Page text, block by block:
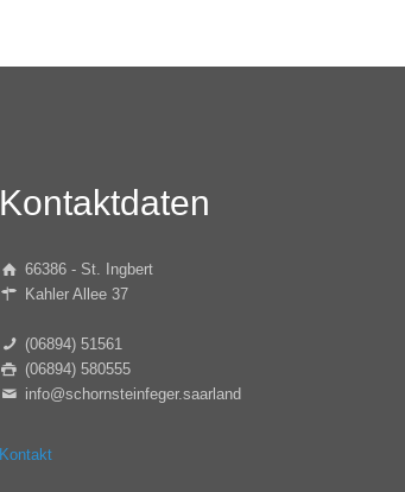
Kontaktdaten
66386 - St. Ingbert
Kahler Allee 37
(06894) 51561
(06894) 580555
info@schornsteinfeger.saarland
Kontakt